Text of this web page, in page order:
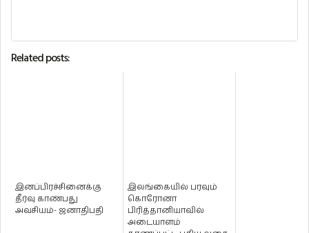
Related posts:
இனப்பிரச்சினைக்கு
தீர்வு காண்பது
அவசியம்- ஜனாதிபதி
இலங்கையில் பரவும்
கொரோனா
பிரித்தானியாவில்
அடையாளம்